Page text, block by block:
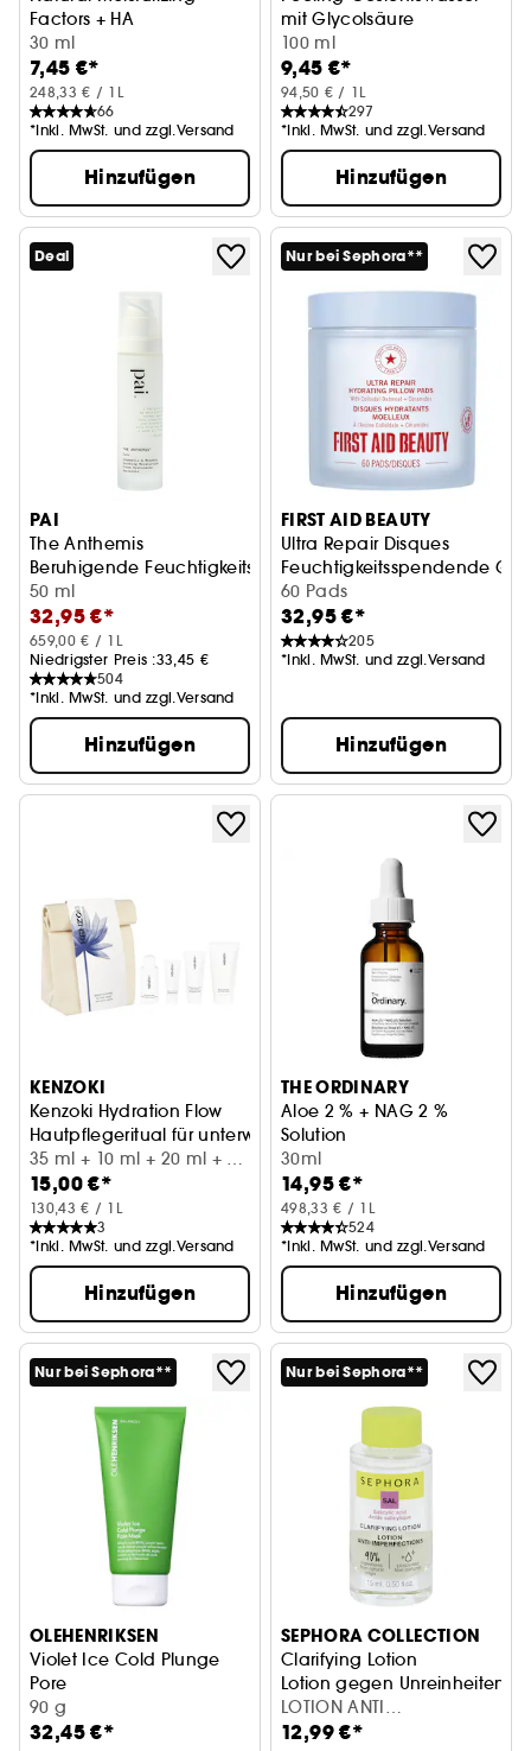
Factors + HA
Feuchtigkeitscreme
30 ml
7,45 €*
248,33 € / 1L
66
*Inkl. MwSt. und zzgl.Versand
Hinzufügen
mit Glycolsäure
100 ml
9,45 €*
94,50 € / 1L
297
*Inkl. MwSt. und zzgl.Versand
Hinzufügen
Deal
PAI
The Anthemis
Beruhigende Feuchtigkeitscreme mit Kamille & Wildrose
50 ml
32,95 €*
659,00 € / 1L
Niedrigster Preis :33,45 €
504
*Inkl. MwSt. und zzgl.Versand
Hinzufügen
Nur bei Sephora**
FIRST AID BEAUTY
Ultra Repair Disques
Feuchtigkeitsspendende
60 Pads
32,95 €*
205
*Inkl. MwSt. und zzgl.Versand
Hinzufügen
KENZOKI
Kenzoki Hydration Flow
Hautpflegeritual für unterwegs
35 ml + 10 ml + 20 ml + 50
ml
15,00 €*
130,43 € / 1L
3
*Inkl. MwSt. und zzgl.Versand
Hinzufügen
THE ORDINARY
Aloe 2 % + NAG 2 %
Solution
Beruhigendes Serum gegen
30ml
14,95 €*
498,33 € / 1L
524
*Inkl. MwSt. und zzgl.Versand
Hinzufügen
Nur bei Sephora**
OLEHENRIKSEN
Violet Ice Cold Plunge
Pore
Reinigende Detox-Maske
90 g
32,45 €*
Nur bei Sephora**
SEPHORA COLLECTION
Clarifying Lotion
Lotion gegen Unreinheiten
LOTION ANTI
IMPERFECTIONS-22
12,99 €*